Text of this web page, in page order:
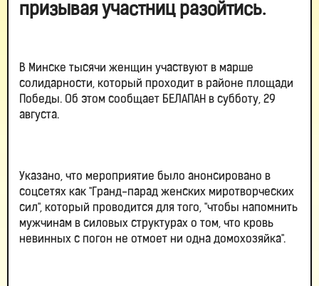
призывая участниц разойтись.
В Минске тысячи женщин участвуют в марше
солидарности, который проходит в районе площади
Победы. Об этом сообщает БЕЛАПАН в субботу, 29
августа.
Указано, что мероприятие было анонсировано в
соцсетях как "Гранд-парад женских миротворческих
сил", который проводится для того, "чтобы напомнить
мужчинам в силовых структурах о том, что кровь
невинных с погон не отмоет ни одна домохозяйка".